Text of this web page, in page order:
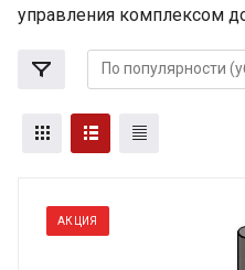
управления комплексом
АКЦИЯ